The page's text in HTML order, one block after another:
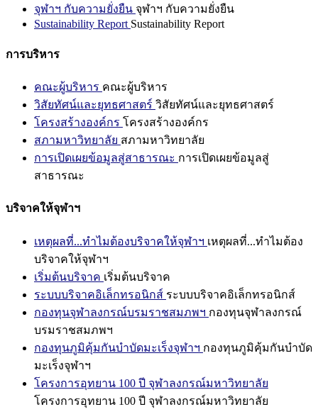
จุฬาฯ กับความยั่งยืน จุฬาฯ กับความยั่งยืน
Sustainability Report Sustainability Report
การบริหาร
คณะผู้บริหาร คณะผู้บริหาร
วิสัยทัศน์และยุทธศาสตร์ วิสัยทัศน์และยุทธศาสตร์
โครงสร้างองค์กร โครงสร้างองค์กร
สภามหาวิทยาลัย สภามหาวิทยาลัย
การเปิดเผยข้อมูลสู่สาธารณะ การเปิดเผยข้อมูลสู่
สาธารณะ
บริจาคให้จุฬาฯ
เหตุผลที่...ทำไมต้องบริจาคให้จุฬาฯ เหตุผลที่...ทำไมต้อง
บริจาคให้จุฬาฯ
เริ่มต้นบริจาค เริ่มต้นบริจาค
ระบบบริจาคอิเล็กทรอนิกส์ ระบบบริจาคอิเล็กทรอนิกส์
กองทุนจุฬาลงกรณ์บรมราชสมภพฯ กองทุนจุฬาลงกรณ์
บรมราชสมภพฯ
กองทุนภูมิคุ้มกันบำบัดมะเร็งจุฬาฯ กองทุนภูมิคุ้มกันบำบัด
มะเร็งจุฬาฯ
โครงการอุทยาน 100 ปี จุฬาลงกรณ์มหาวิทยาลัย
โครงการอุทยาน 100 ปี จุฬาลงกรณ์มหาวิทยาลัย